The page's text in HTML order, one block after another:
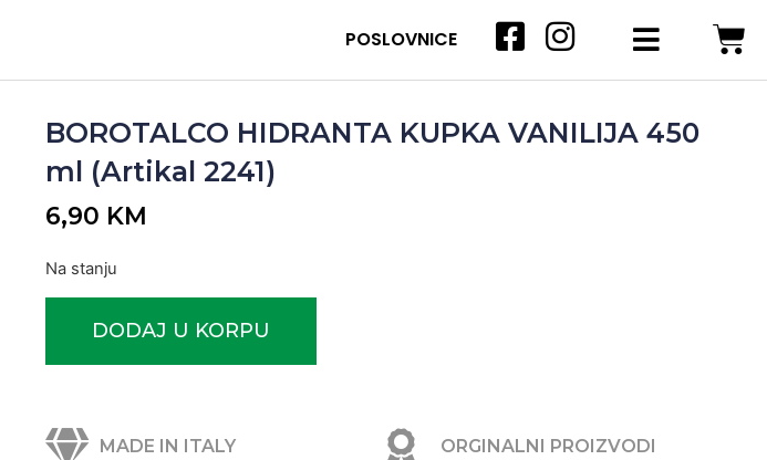
POSLOVNICE
BOROTALCO HIDRANTA KUPKA VANILIJA 450
ml (Artikal 2241)
6,90 KM
Na stanju
DODAJ U KORPU
MADE IN ITALY ORGINALNI PROIZVODI